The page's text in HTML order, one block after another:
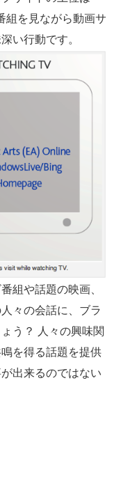
組を見ながら動画サ
い行動です。
組や話題の映画、
々の会話に、ブラ
う？ 人々の興味関
を得る話題を提供
出来るのではない